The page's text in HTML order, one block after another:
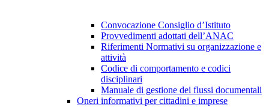
Convocazione Consiglio d’Istituto
Provvedimenti adottati dell’ANAC
Riferimenti Normativi su organizzazione e
attività
Codice di comportamento e codici
disciplinari
Manuale di gestione dei flussi documentali
Oneri informativi per cittadini e imprese